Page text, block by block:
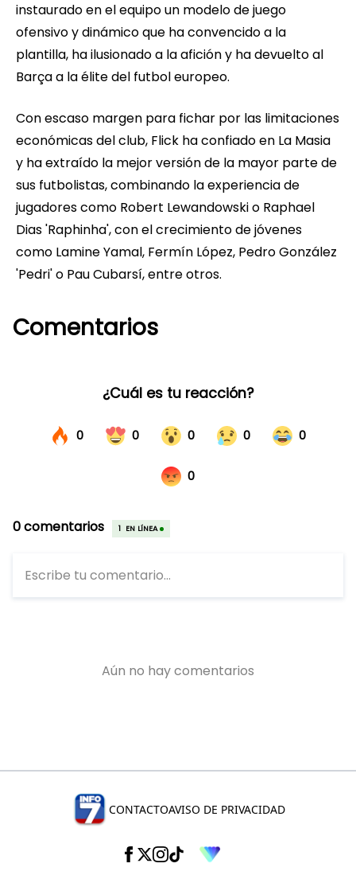
instaurado en el equipo un modelo de juego
ofensivo y dinámico que ha convencido a la
plantilla, ha ilusionado a la afición y ha devuelto al
Barça a la élite del futbol europeo.
Con escaso margen para fichar por las limitaciones
económicas del club, Flick ha confiado en La Masia
y ha extraído la mejor versión de la mayor parte de
sus futbolistas, combinando la experiencia de
jugadores como Robert Lewandowski o Raphael
Dias 'Raphinha', con el crecimiento de jóvenes
como Lamine Yamal, Fermín López, Pedro González
'Pedri' o Pau Cubarsí, entre otros.
Comentarios
CONTACTOAVISO DE PRIVACIDAD